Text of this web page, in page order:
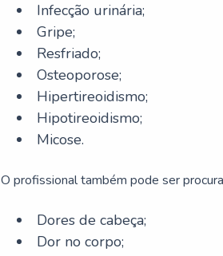
Infecção urinária;
Gripe;
Resfriado;
Osteoporose;
Hipertireoidismo;
Hipotireoidismo;
Micose.
O profissional também pode ser
Dores de cabeça;
Dor no corpo;